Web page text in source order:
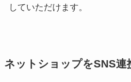
していただけます。
ネットショップをSNS連